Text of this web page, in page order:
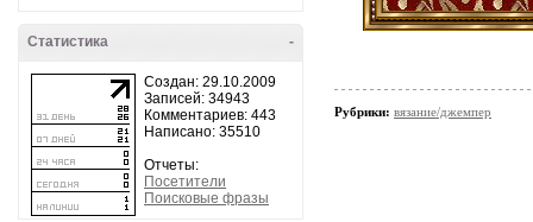
-
Статистика
Создан: 29.10.2009
Записей: 34943
Комментариев: 443
Написано: 35510
Отчеты:
Посетители
Поисковые фразы
Рубрики: вязание/джемпер